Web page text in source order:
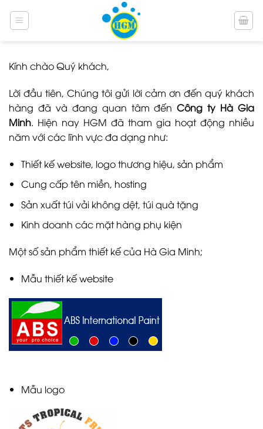
qua
Kính chào Quý khách,
Lời đầu tiên, Chúng tôi gửi lời cảm ơn đến quý khách
hàng đã và đang quan tâm đếnCông ty Hà Gia
Minh. Hiện nay HGM đã tham gia hoạt động nhiều
năm với các lĩnh vực đa dạng như:
Thiết kế website, logo thương hiệu, sản phẩm
Cung cấp tên miền, hosting
Sản xuất túi vải không dệt, túi quà tặng
Kinh doanh các mặt hàng phụ kiện
Một số sản phẩm thiết kế của Hà Gia Minh;
Mẫu thiết kế website
Mẫu logo